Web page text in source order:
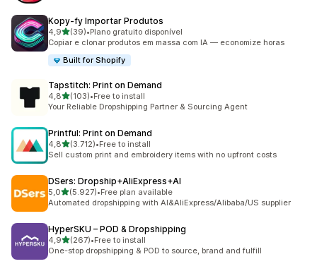
Kopy‑fy Importar Produtos
4,9de 5 estrelas
(39)
39 total de avaliações
•Plano gratuito disponível
Copiar e clonar produtos em massa com IA — economize horas
Built for Shopify
Tapstitch: Print on Demand
4,8de 5 estrelas
(103)
103 total de avaliações
•Free to install
Your Reliable Dropshipping Partner & Sourcing Agent
Printful: Print on Demand
4,8de 5 estrelas
(3.712)
3712 total de avaliações
•Free to install
Sell custom print and embroidery items with no upfront costs
DSers: Dropship+AliExpress+AI
5,0de 5 estrelas
(5.927)
5927 total de avaliações
•Free plan available
Automated dropshipping with AI&AliExpress/Alibaba/US supplier
HyperSKU – POD & Dropshipping
4,9de 5 estrelas
(267)
267 total de avaliações
•Free to install
One-stop dropshipping & POD to source, brand and fulfill